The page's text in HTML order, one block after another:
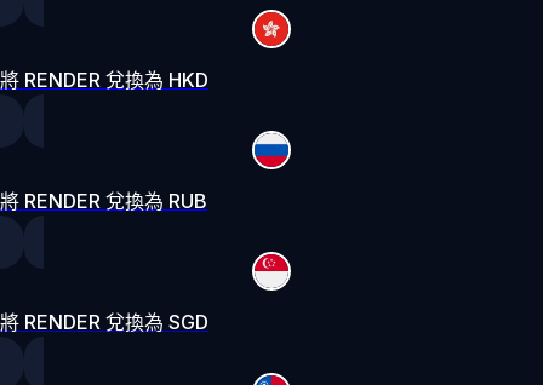
將 RENDER 兌換為 HKD
將 RENDER 兌換為 RUB
將 RENDER 兌換為 SGD